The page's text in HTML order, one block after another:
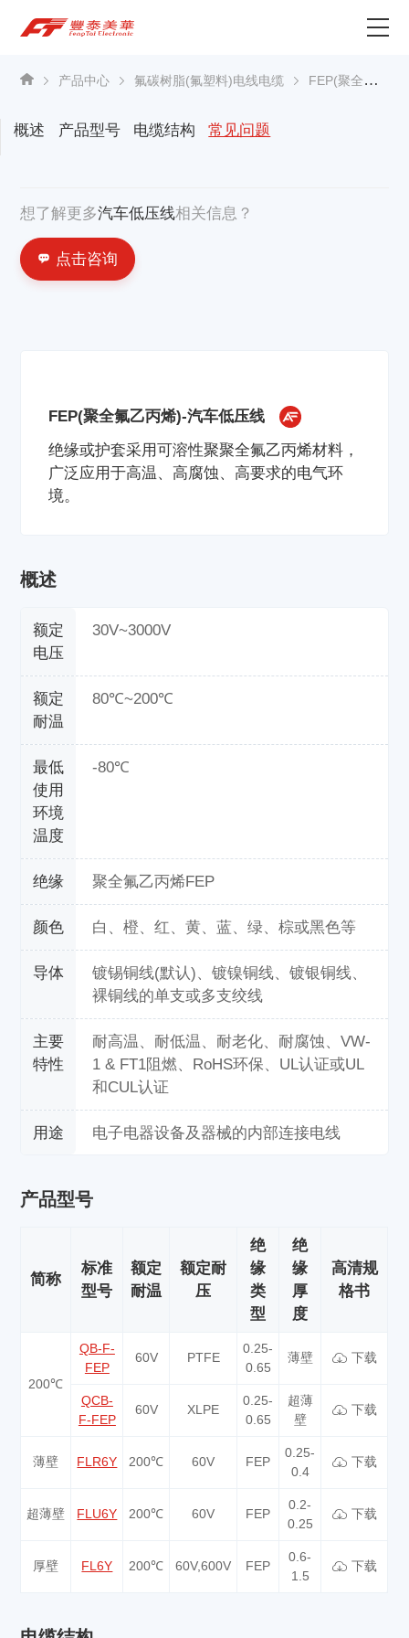
为什么选择丰泰？
产品中心
资讯中心
联系我们
产品中心 氟碳树脂(氟塑料)电线电缆 FEP(聚全氟乙丙烯)
概述 产品型号 电缆结构 常见问题
想了解更多汽车低压线相关信息？
点击咨询
FEP(聚全氟乙丙烯)-汽车低压线
绝缘或护套采用可溶性聚聚全氟乙丙烯材料，
广泛应用于高温、高腐蚀、高要求的电气环
境。
概述
额定
电压
30V~3000V
额定
耐温
80℃~200℃
最低
使用
环境
温度
-80℃
绝缘 聚全氟乙丙烯FEP
颜色 白、橙、红、黄、蓝、绿、棕或黑色等
导体
镀锡铜线(默认)、镀镍铜线、镀银铜线、
裸铜线的单支或多支绞线
主要
特性
耐高温、耐低温、耐老化、耐腐蚀、VW-
1 & FT1阻燃、RoHS环保、UL认证或UL
和CUL认证
用途 电子电器设备及器械的内部连接电线
产品型号
简称
标准
型号
额定
耐温
额定耐
压
绝
缘
类
型
绝
缘
厚
度
高清规
格书
200℃
QB-F-
FEP
60V PTFE
0.25-
0.65
薄壁 下载
QCB-
F-FEP
60V XLPE
0.25-
0.65
超薄
壁
下载
薄壁 FLR6Y 200℃ 60V FEP
0.25-
0.4
下载
超薄壁 FLU6Y 200℃ 60V FEP
0.2-
0.25
下载
厚壁 FL6Y 200℃ 60V,600V FEP
0.6-
1.5
下载